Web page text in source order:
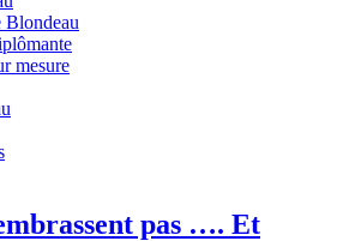
Blondeau
mesure
pas …. Et